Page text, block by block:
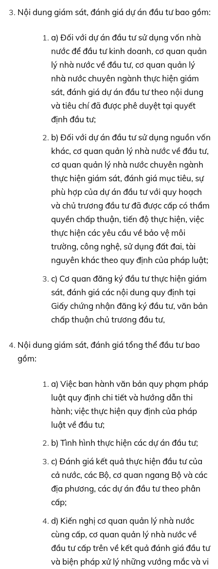
Nội dung giám sát, đánh giá dự án đầu tư bao gồm:
a) Đối với dự án đầu tư sử dụng vốn nhà
nước để đầu tư kinh doanh, cơ quan quản
lý nhà nước về đầu tư, cơ quan quản lý
nhà nước chuyên ngành thực hiện giám
sát, đánh giá dự án đầu tư theo nội dung
và tiêu chí đã được phê duyệt tại quyết
định đầu tư;
b) Đối với dự án đầu tư sử dụng nguồn vốn
khác, cơ quan quản lý nhà nước về đầu tư,
cơ quan quản lý nhà nước chuyên ngành
thực hiện giám sát, đánh giá mục tiêu, sự
phù hợp của dự án đầu tư với quy hoạch
và chủ trương đầu tư đã được cấp có thẩm
quyền chấp thuận, tiến độ thực hiện, việc
thực hiện các yêu cầu về bảo vệ môi
trường, công nghệ, sử dụng đất đai, tài
nguyên khác theo quy định của pháp luật;
c) Cơ quan đăng ký đầu tư thực hiện giám
sát, đánh giá các nội dung quy định tại
Giấy chứng nhận đăng ký đầu tư, văn bản
chấp thuận chủ trương đầu tư,
Nội dung giám sát, đánh giá tổng thể đầu tư bao
gồm:
a) Việc ban hành văn bản quy phạm pháp
luật quy định chi tiết và hướng dẫn thi
hành; việc thực hiện quy định của pháp
luật về đầu tư;
b) Tình hình thực hiện các dự án đầu tư;
c) Đánh giá kết quả thực hiện đầu tư của
cả nước, các Bộ, cơ quan ngang Bộ và các
địa phương, các dự án đầu tư theo phân
cấp;
d) Kiến nghị cơ quan quản lý nhà nước
cùng cấp, cơ quan quản lý nhà nước về
đầu tư cấp trên về kết quả đánh giá đầu tư
và biện pháp xử lý những vướng mắc và vi